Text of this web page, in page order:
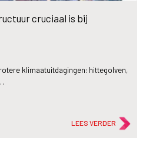
cruciaal is bij
klimaatuitdagingen: hittegolven,
LEES VERDER